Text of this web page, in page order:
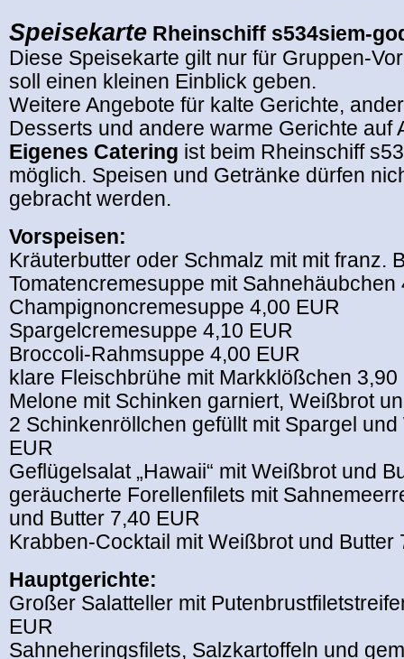
Speisekarte Rheinschiff s534siem-
Diese Speisekarte gilt nur für Gruppen-
soll einen kleinen Einblick geben.
Weitere Angebote für kalte Gerichte,
Desserts und andere warme Gerichte auf
Eigenes Catering ist beim Rheinschiff
möglich. Speisen und Getränke dürfen
gebracht werden.
Vorspeisen:
Kräuterbutter oder Schmalz mit mit franz.
Tomatencremesuppe mit Sahnehäubchen
Champignoncremesuppe 4,00 EUR
Spargelcremesuppe 4,10 EUR
Broccoli-Rahmsuppe 4,00 EUR
klare Fleischbrühe mit Markklößchen 3,90
Melone mit Schinken garniert, Weißbrot
2 Schinkenröllchen gefüllt mit Spargel
EUR
Geflügelsalat „Hawaii“ mit Weißbrot und
geräucherte Forellenfilets mit
und Butter 7,40 EUR
Krabben-Cocktail mit Weißbrot und Butter
Hauptgerichte:
Großer Salatteller mit
EUR
Sahneheringsfilets, Salzkartoffeln und